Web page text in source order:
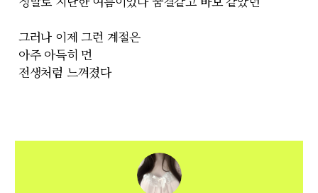
그러나 이제 그런 계절은
아주 아득히 먼
전생처럼 느껴졌다